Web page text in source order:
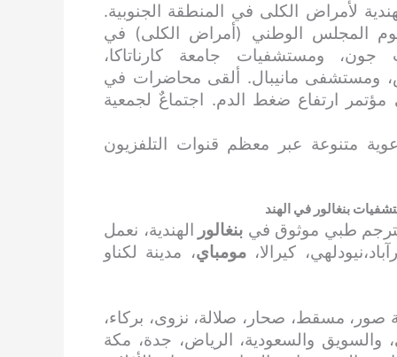
لأمراض الكلى في المنطقة الجنوبية.
المجلس الوطني (أمراض الكلى) في
ومستشفيات جامعة كارناتاكا،
مانيبال. ألقى محاضرات في
مؤتمر ارتفاع ضغط الدم. اجتماعٌ لجمعية
متنوعة عبر معظم قنوات التلفزيون
بنغالور في الهند
طبي موثوق في بنغالور الهندية، نعمل
كيرالا،مومباي، مدينة لكناو
مسقط، صحار، صلالة، نزوى، بركاء،
والسويق والسعودية، الرياض، جدة، مكة